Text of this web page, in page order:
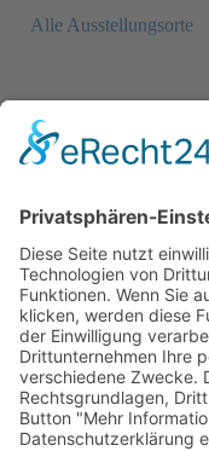
Alle Ausstellungsorte
Newsletter
Sie möchten unseren
Schreiben Sie einfach
newsletter@bewegter-